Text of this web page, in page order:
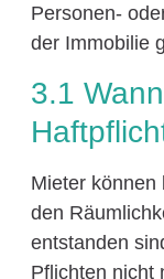
Personen-
der Immobilie
3.1
Mieter können
den
entstanden
Pflichten nicht